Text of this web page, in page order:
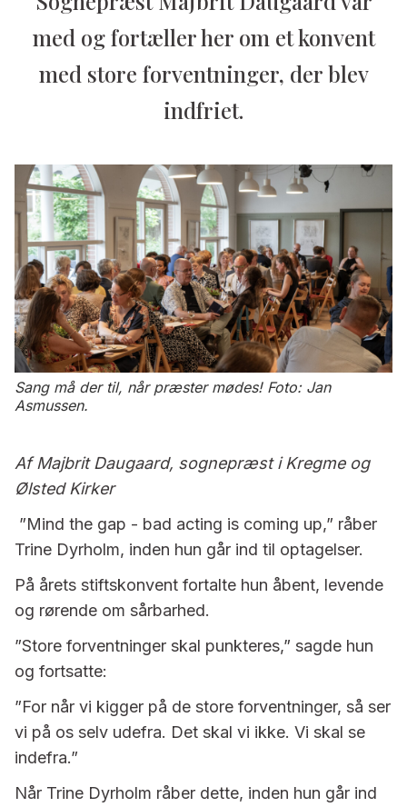
med og fortæller her om et konvent
med store forventninger, der blev
indfriet.
Sang må der til, når præster mødes! Foto: Jan
Asmussen.
Af Majbrit Daugaard, sognepræst i Kregme og
Ølsted Kirker
”Mind the gap - bad acting is coming up,” råber
Trine Dyrholm, inden hun går ind til optagelser.
På årets stiftskonvent fortalte hun åbent, levende
og rørende om sårbarhed.
”Store forventninger skal punkteres,” sagde hun
og fortsatte:
”For når vi kigger på de store forventninger, så ser
vi på os selv udefra. Det skal vi ikke. Vi skal se
indefra.”
Når Trine Dyrholm råber dette, inden hun går ind